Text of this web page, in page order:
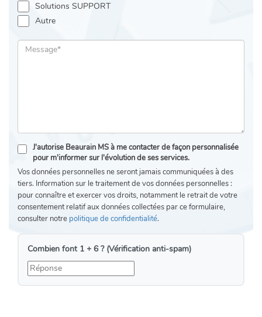
Solutions SUPPORT
Autre
J'autorise Beaurain MS à me contacter de façon personnalisée
pour m'informer sur l'évolution de ses services.
Vos données personnelles ne seront jamais communiquées à des
tiers. Information sur le traitement de vos données personnelles :
pour connaître et exercer vos droits, notamment le retrait de votre
consentement relatif aux données collectées par ce formulaire,
consulter notre politique de confidentialité.
Combien font 1 + 6 ? (Vérification anti-spam)